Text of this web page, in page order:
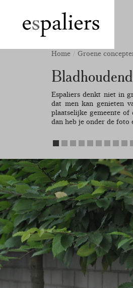
Home Groene
Espaliers denkt niet in
dat men kan genieten
plaatselijke gemeente of
dan heb je onder de foto